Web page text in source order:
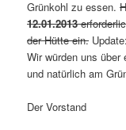
Grünkohl zu essen.
12.01.2013
der Hütte ein.
Wir würden uns über
und natürlich am
Der Vorstand